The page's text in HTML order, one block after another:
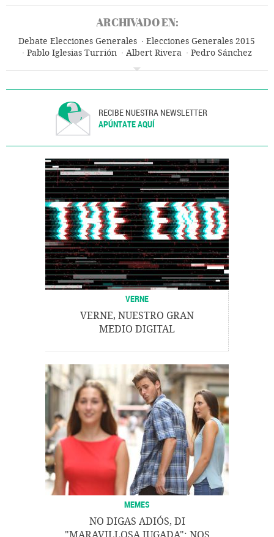
ARCHIVADO EN:
Debate Elecciones Generales
Elecciones Generales 2015
Pablo Iglesias Turrión
Albert Rivera
Pedro Sánchez
España
Política
RECIBE NUESTRA NEWSLETTER
APÚNTATE AQUÍ
VERNE
VERNE, NUESTRO GRAN
MEDIO DIGITAL
MEMES
NO DIGAS ADIÓS, DI